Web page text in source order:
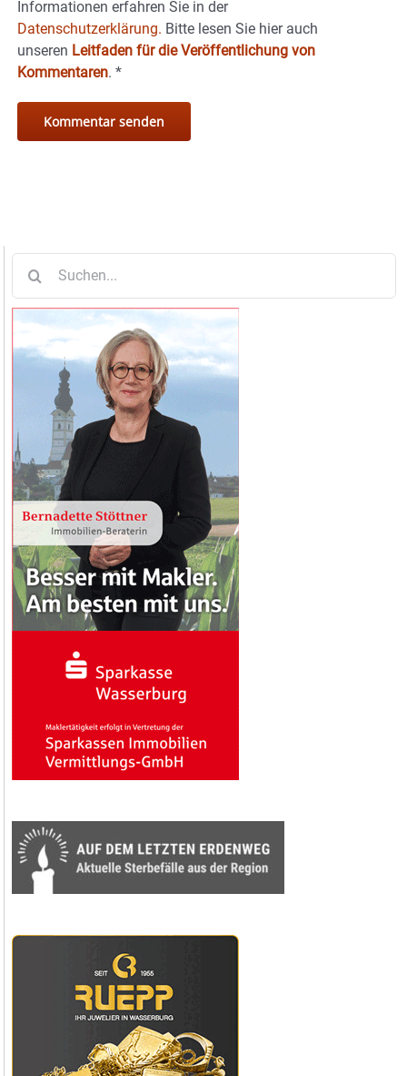
Informationen erfahren Sie in der
Datenschutzerklärung. Bitte lesen Sie hier auch
unseren Leitfaden für die Veröffentlichung von
Kommentaren. *
nach: